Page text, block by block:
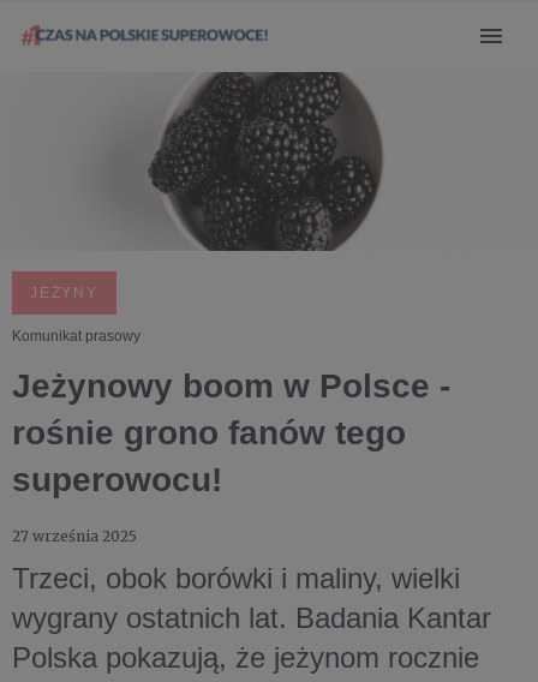
JEŻYNY
Komunikat prasowy
Jeżynowy boom w Polsce -
rośnie grono fanów tego
superowocu!
27 września 2025
Trzeci, obok borówki i maliny, wielki
wygrany ostatnich lat. Badania Kantar
Polska pokazują, że jeżynom rocznie